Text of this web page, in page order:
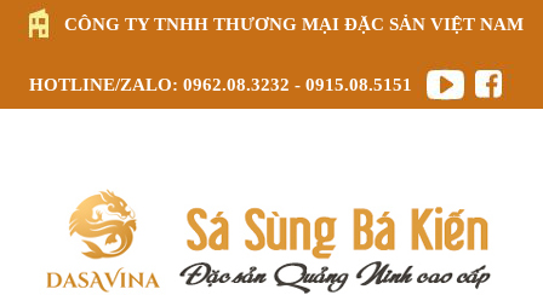
CÔNG TY TNHH THƯƠNG MẠI ĐẶC SẢN VIỆT NAM
HOTLINE/ZALO: 0962.08.3232 - 0915.08.5151